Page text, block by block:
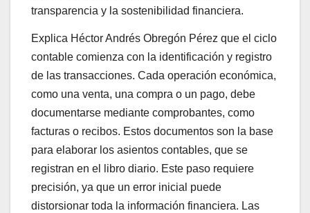
transparencia y la sostenibilidad financiera.
Explica Héctor Andrés Obregón Pérez que el ciclo
contable comienza con la identificación y registro
de las transacciones. Cada operación económica,
como una venta, una compra o un pago, debe
documentarse mediante comprobantes, como
facturas o recibos. Estos documentos son la base
para elaborar los asientos contables, que se
registran en el libro diario. Este paso requiere
precisión, ya que un error inicial puede
distorsionar toda la información financiera. Las